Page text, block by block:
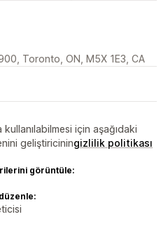
Toronto, ON, M5X 1E3, CA
kullanılabilmesi için aşağıdaki
geliştiriciningizlilik politikası
görüntüle: